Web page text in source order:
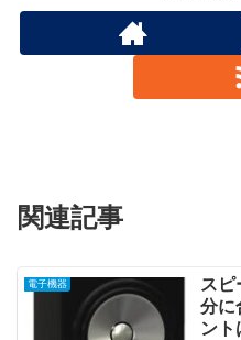
関連記事
電子機器
スピ
分に
ント